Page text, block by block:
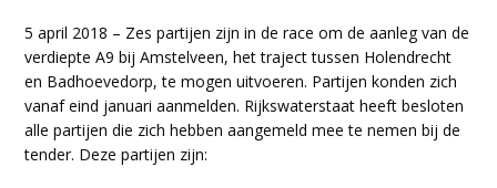
5 april 2018 – Zes partijen zijn in de race om de aanleg van de
verdiepte A9 bij Amstelveen, het traject tussen Holendrecht
en Badhoevedorp, te mogen uitvoeren. Partijen konden zich
vanaf eind januari aanmelden. Rijkswaterstaat heeft besloten
alle partijen die zich hebben aangemeld mee te nemen bij de
tender. Deze partijen zijn: